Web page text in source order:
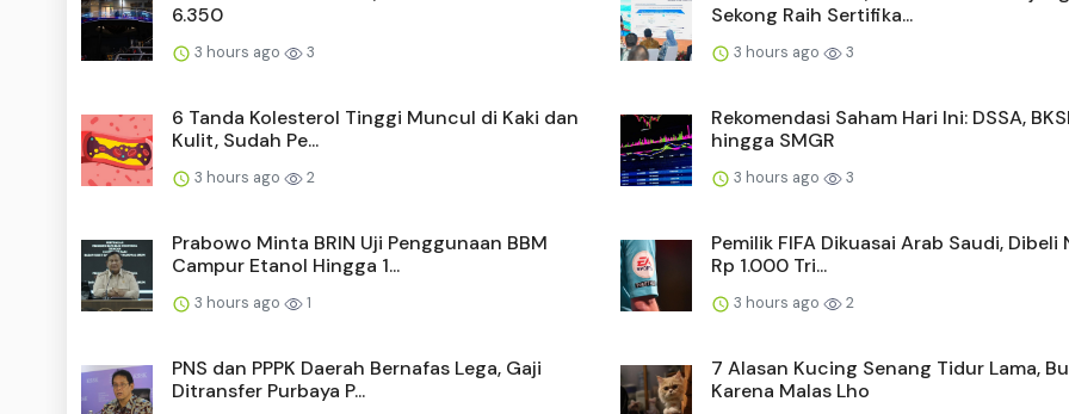
6.350
3 hours ago 3
Sekong Raih Sertifika...
3 hours ago 3
6 Tanda Kolesterol Tinggi Muncul di Kaki dan
Kulit, Sudah Pe...
3 hours ago 2
Rekomendasi Saham Hari Ini: DSSA,
hingga SMGR
3 hours ago 3
Prabowo Minta BRIN Uji Penggunaan BBM
Campur Etanol Hingga 1...
3 hours ago 1
Pemilik FIFA Dikuasai Arab Saudi, Dibeli
Rp 1.000 Tri...
3 hours ago 2
PNS dan PPPK Daerah Bernafas Lega, Gaji
Ditransfer Purbaya P...
7 Alasan Kucing Senang Tidur Lama,
Karena Malas Lho